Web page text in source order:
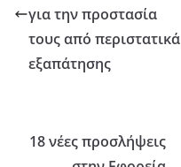
για την προστασία
τους από περιστατικά
εξαπάτησης
18 νέες προσλήψεις